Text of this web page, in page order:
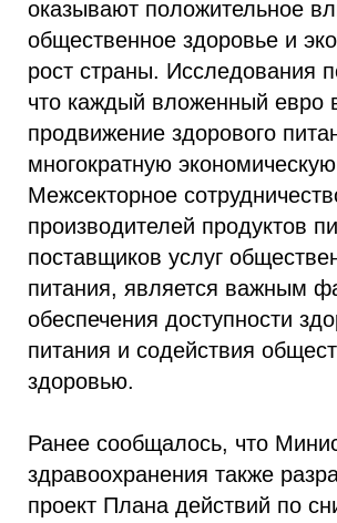
оказывают положительное
общественное здоровье и
рост страны. Исследования
что каждый вложенный евро
продвижение здорового
многократную
Межсекторное
производителей продуктов
поставщиков услуг
питания, является важным
обеспечения доступности
питания и содействия
здоровью.
Ранее сообщалось, что
здравоохранения также
проект Плана действий по